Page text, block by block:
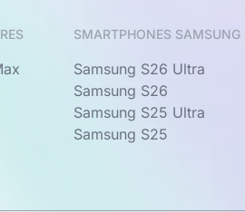
SMARTPHONES SAMSUNG
Samsung S26 Ultra
Samsung S26
Samsung S25 Ultra
Samsung S25